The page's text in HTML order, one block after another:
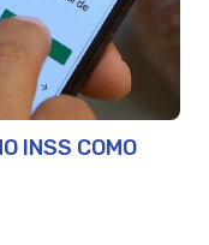
INSS COMO